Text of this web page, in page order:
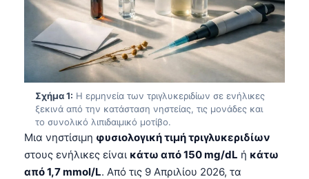
Σχήμα 1: Η ερμηνεία των τριγλυκεριδίων σε ενήλικες
ξεκινά από την κατάσταση νηστείας, τις μονάδες και
το συνολικό λιπιδαιμικό μοτίβο.
Μια νηστίσιμη φυσιολογική τιμή τριγλυκεριδίων
στους ενήλικες είναι κάτω από 150 mg/dL ή κάτω
από 1,7 mmol/L. Από τις 9 Απριλίου 2026, τα